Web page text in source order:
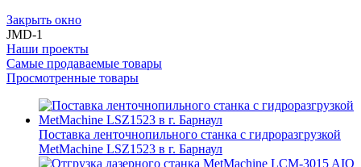
Закрыть окно
JMD-1
Наши проекты
Самые продаваемые товары
Просмотренные товары
Поставка ленточнопильного станка c гидроразгрузкой
MetMachine LSZ1523 в г. Барнаул